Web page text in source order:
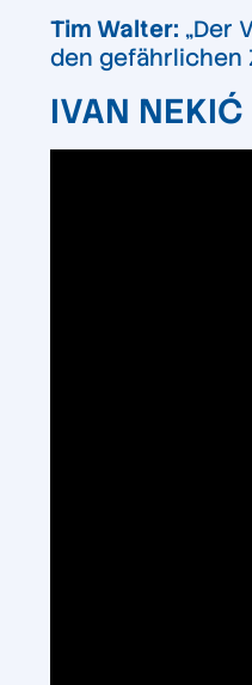
Tim Walter: „Der
den gefährlichen
IVAN